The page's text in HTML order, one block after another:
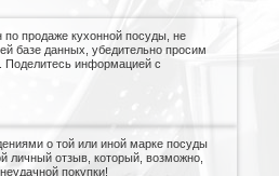
по продаже кухонной посуды, не
базе данных, убедительно просим
Поделитесь информацией с
о той или иной марке посуды
личный отзыв, который, возможно,
покупки!